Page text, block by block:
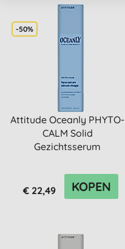
-50%
Attitude Oceanly PHYTO-
CALM Solid
Gezichtsserum
€ 22,49 KOPEN